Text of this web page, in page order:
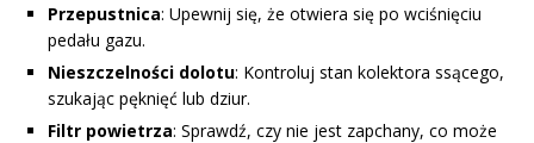
Przepustnica: Upewnij się, że otwiera się po wciśnięciu
pedału gazu.
Nieszczelności dolotu: Kontroluj stan kolektora ssącego,
szukając pęknięć lub dziur.
Filtr powietrza: Sprawdź, czy nie jest zapchany, co może